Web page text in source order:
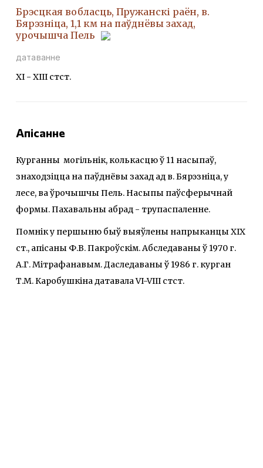
Брэсцкая вобласць, Пружанскі раён, в.
Бярэзніца, 1,1 км на паўднёвы захад,
урочышча Пель
датаванне
XI - XIII стст.
Апісанне
Курганны могільнік, колькасцю ў 11 насыпаў,
знаходзіцца на паўднёвы захад ад в. Бярэзніца, у
лесе, ва ўрочышчы Пель. Насыпы паўсферычнай
формы. Пахавальны абрад - трупаспаленне.
Помнік у першыню быў выяўлены напрыканцы ХІХ
ст., апісаны Ф.В. Пакроўскім. Абследаваны ў 1970 г.
А.Г. Мітрафанавым. Даследаваны ў 1986 г. курган
Т.М. Каробушкіна датавала VI-VIII стст.